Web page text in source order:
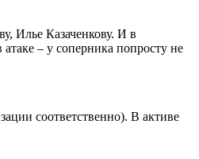
Илье Казаченкову. И в
– у соперника попросту не
соответственно). В активе